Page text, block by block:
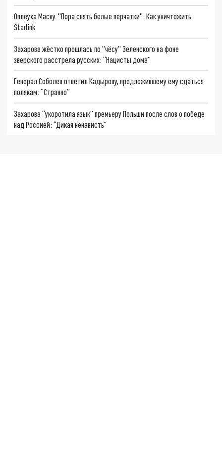
Оплеуха Маску. "Пора снять белые перчатки": Как уничтожить
Starlink
Захарова жёстко прошлась по "чёсу" Зеленского на фоне
зверского расстрела русских: “Нацисты дома”
Генерал Соболев ответил Кадырову, предложившему ему сдаться
полякам: “Странно”
Захарова “укоротила язык” премьеру Польши после слов о победе
над Россией: “Дикая ненависть”